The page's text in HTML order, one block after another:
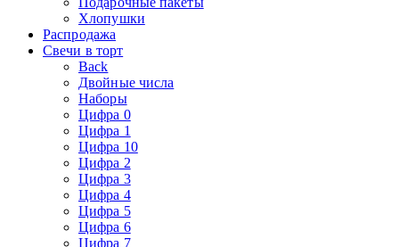
Хлопушки
Распродажа
Свечи в торт
Back
Двойные числа
Наборы
Цифра 0
Цифра 1
Цифра 10
Цифра 2
Цифра 3
Цифра 4
Цифра 5
Цифра 6
Цифра 7